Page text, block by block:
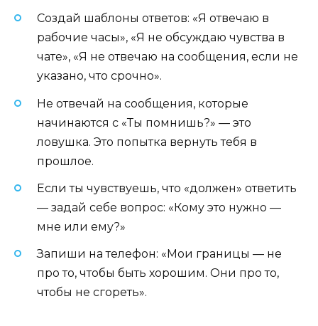
Создай шаблоны ответов: «Я отвечаю в
рабочие часы», «Я не обсуждаю чувства в
чате», «Я не отвечаю на сообщения, если не
указано, что срочно».
Не отвечай на сообщения, которые
начинаются с «Ты помнишь?» — это
ловушка. Это попытка вернуть тебя в
прошлое.
Если ты чувствуешь, что «должен» ответить
— задай себе вопрос: «Кому это нужно —
мне или ему?»
Запиши на телефон: «Мои границы — не
про то, чтобы быть хорошим. Они про то,
чтобы не сгореть».